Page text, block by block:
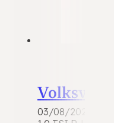
03/08/2026